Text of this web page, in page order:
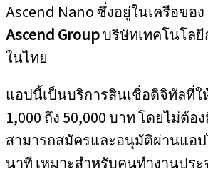
Ascend Nano ซึ่งอยู่ในเครือของ
Ascend Groupบริษัทเทคโนโล
ในไทย
แอปนี้เป็นบริการสินเชื่อดิจิทัลที่ใ
1,000 ถึง 50,000 บาท โดยไม่ต้
สามารถสมัครและอนุมัติผ่านแอ
นาที เหมาะสำหรับคนทำงานปร